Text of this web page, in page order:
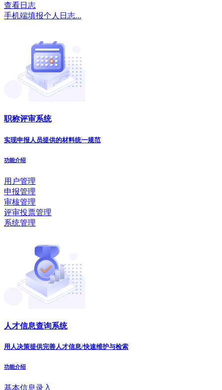
查看日志
手机端填报个人日志...
职称评审系统
实现申报人员提供的材料统一规范
功能介绍
用户管理
申报管理
审核管理
评审投票管理
系统管理
人才信息查询系统
用人决策提供完善人才信息/快速维护与检索
功能介绍
基本信息录入